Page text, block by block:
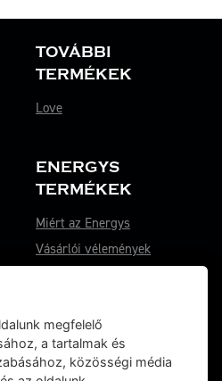
TOVÁBBI
TERMÉKEK
Love
ENERGYS
TERMÉKEK
Miért az Energys
Vásárlói vélemények
Letöltés
megfelelő
a tartalmak és
közösségi média